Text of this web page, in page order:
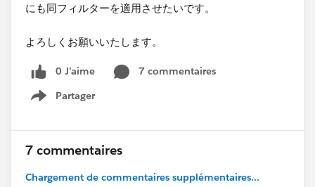
にも同フィルターを適用させたいです。
よろしくお願いいたします。
0 J’aime
7 commentaires
Partager
Show menu
7 commentaires
Chargement de commentaires supplémentaires...